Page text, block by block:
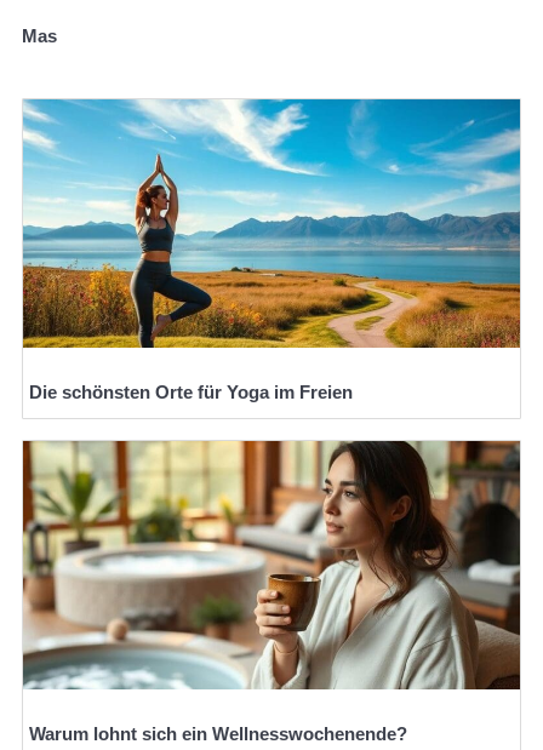
Mas
Die schönsten Orte für Yoga im Freien
Warum lohnt sich ein Wellnesswochenende?